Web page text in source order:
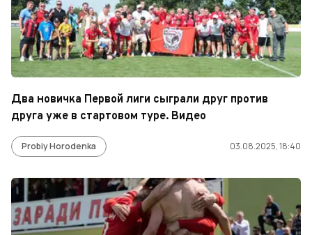
Два новичка Первой лиги сыграли друг против
друга уже в стартовом туре. Видео
Probiy Horodenka 03.08.2025, 18:40